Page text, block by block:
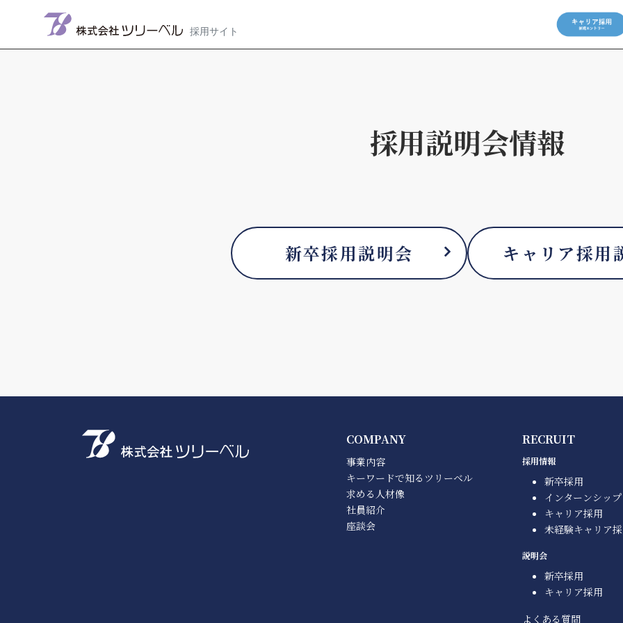
メインナビゲーション
採用説明会情報
新卒採用説明会 キャリア採用
COMPANY
事業内容
キーワードで知るツリーベル
求める人材像
社員紹介
座談会
RECRUIT
採用情報
新卒採用
インターンシップ
キャリア採用
未経験キャリア
説明会
新卒採用
キャリア採用
よくある質問